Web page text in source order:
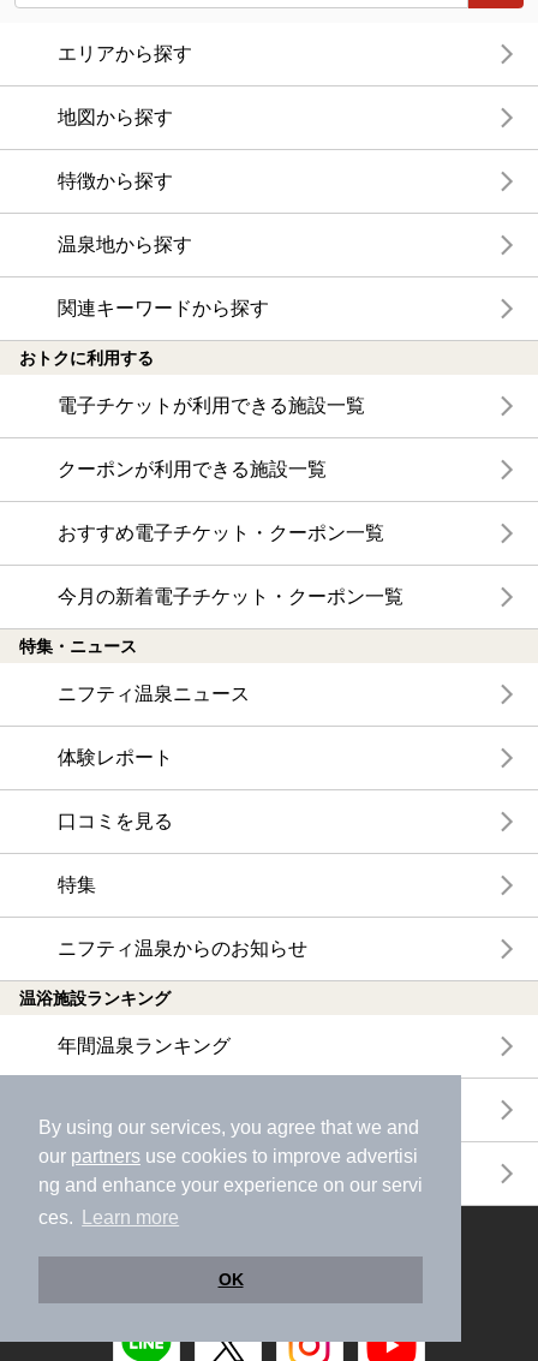
By using our services, you agree that we and
our partners use cookies to improve advertisi
ng and enhance your experience on our servi
ces.
Learn more
OK
エリアから探す
地図から探す
特徴から探す
温泉地から探す
関連キーワードから探す
おトクに利用する
電子チケットが利用できる施設一覧
クーポンが利用できる施設一覧
おすすめ電子チケット・クーポン一覧
今月の新着電子チケット・クーポン一覧
特集・ニュース
ニフティ温泉ニュース
体験レポート
口コミを見る
特集
ニフティ温泉からのお知らせ
温浴施設ランキング
年間温泉ランキング
サウナランキング
おトク情報やクーポン情報を受け取ろう